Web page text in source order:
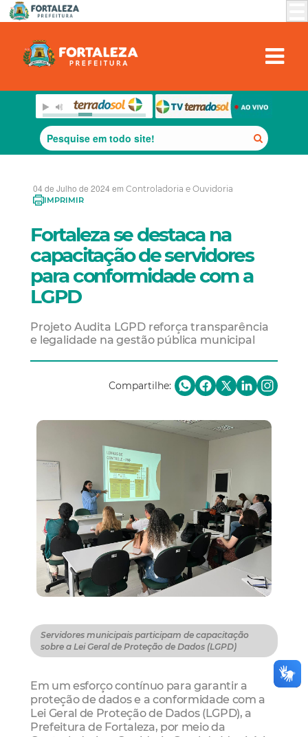
04 de Julho de 2024 em Controladoria e Ouvidoria
IMPRIMIR
Fortaleza se destaca na
capacitação de servidores
para conformidade com a
LGPD
Projeto Audita LGPD reforça transparência
e legalidade na gestão pública municipal
Compartilhe:
Servidores municipais participam de capacitação
sobre a Lei Geral de Proteção de Dados (LGPD)
Em um esforço contínuo para garantir a
proteção de dados e a conformidade com a
Lei Geral de Proteção de Dados (LGPD), a
Prefeitura de Fortaleza, por meio da